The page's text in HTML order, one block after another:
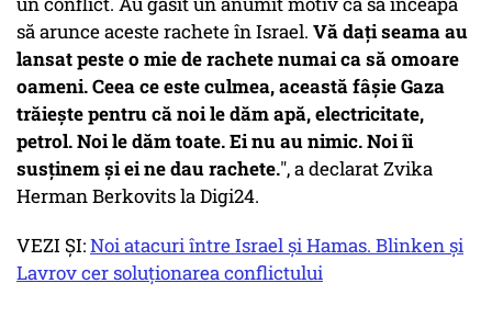
să arunce aceste rachete în Israel. Vă dați seama au
lansat peste o mie de rachete numai ca să omoare
oameni.Ceea ce este culmea, această fâșie Gaza
trăiește pentru că noi le dăm apă, electricitate,
petrol. Noi le dăm toate. Ei nu au nimic. Noi îi
susținem și ei ne dau rachete.", a declarat Zvika
Herman Berkovits la Digi24.
VEZI ȘI:Noi atacuri între Israel și Hamas. Blinken și
Lavrov cer soluționarea conflictului